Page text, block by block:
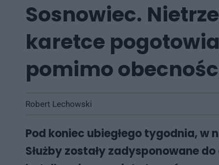
Sosnowiec.
karetce
pomimo
Robert Lechowski
Pod koniec ubiegłego tygodnia, w
Służby zostały zadysponowane